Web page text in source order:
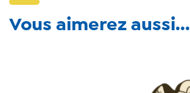
Vous aimerez aussi...